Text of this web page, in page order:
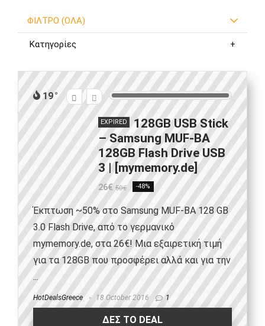
ΦΙΛΤΡΟ (ΟΛΑ)
Κατηγορίες
19
EXPIRED
128GB USB Stick
– Samsung MUF-BA
128GB Flash Drive USB
3 | [mymemory.de]
26€ 50€ -48%
Έκπτωση ~50% στο Samsung MUF-BA 128 GB
3.0 Flash Drive, από το γερμανικό
mymemory.de, στα 26€! Μια εξαιρετική τιμή
για τα 128GB που προσφέρει αλλά και για την
...
HotDealsGreece 18 October 2016 1
ΔΕΣ ΤΟ DEAL